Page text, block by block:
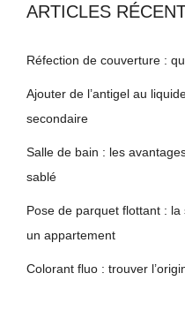
ARTICLES
Réfection de couverture :
Ajouter de l’antigel au
secondaire
Salle de bain : les
sablé
Pose de parquet flottant :
un appartement
Colorant fluo : trouver